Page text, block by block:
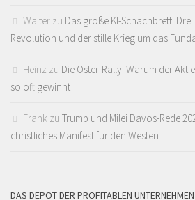
Walter zu Das große KI-Schachbrett:
Revolution und der stille Krieg um das
Heinz zu Die Oster-Rally: Warum der
so oft gewinnt
Frank zu Trump und Milei Davos-Rede
christliches Manifest für den Westen
DAS DEPOT DER PROFITABLEN UNTERNEHMEN